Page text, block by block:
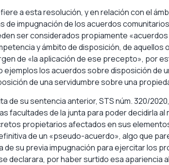
a esta resolución, y en relación con el
de impugnación de los acuerdos
ser considerados propiamente «acuerdos
y ámbito de disposición, de aquellos
de «la aplicación de ese precepto», por
los acuerdos sobre disposición de
de una servidumbre sobre una
de su sentencia anterior, STS núm. 320/
facultades de la junta para poder decidirla al
propietarios afectados en sus
de un «pseudo-acuerdo», algo que
de su previa impugnación para ejercitar los
declarara, por haber surtido esa apariencia